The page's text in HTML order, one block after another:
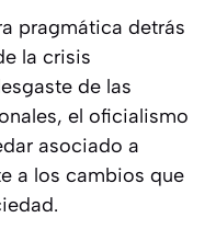
pragmática detrás
la crisis
de las
el oficialismo
asociado a
a los cambios que